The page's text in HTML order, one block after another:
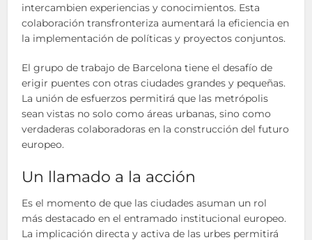
intercambien experiencias y conocimientos. Esta
colaboración transfronteriza aumentará la eficiencia en
la implementación de políticas y proyectos conjuntos.
El grupo de trabajo de Barcelona tiene el desafío de
erigir puentes con otras ciudades grandes y pequeñas.
La unión de esfuerzos permitirá que las metrópolis
sean vistas no solo como áreas urbanas, sino como
verdaderas colaboradoras en la construcción del futuro
europeo.
Un llamado a la acción
Es el momento de que las ciudades asuman un rol
más destacado en el entramado institucional europeo.
La implicación directa y activa de las urbes permitirá